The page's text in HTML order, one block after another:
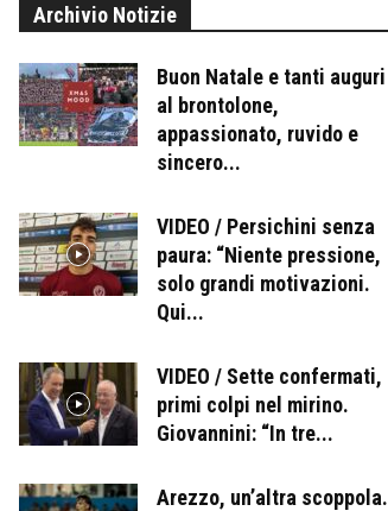
Archivio Notizie
Buon Natale e tanti auguri
al brontolone,
appassionato, ruvido e
sincero...
VIDEO / Persichini senza
paura: “Niente pressione,
solo grandi motivazioni.
Qui...
VIDEO / Sette confermati,
primi colpi nel mirino.
Giovannini: “In tre...
Arezzo, un’altra scoppola.